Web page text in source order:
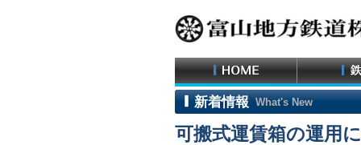
新着情報 What's New
可搬式運賃箱の運用